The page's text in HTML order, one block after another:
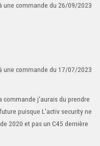
une commande du 26/09/2023
une commande du 17/07/2023
commande j'aurais du prendre
puisque L'activ security ne
2020 et pas un C45 dernière